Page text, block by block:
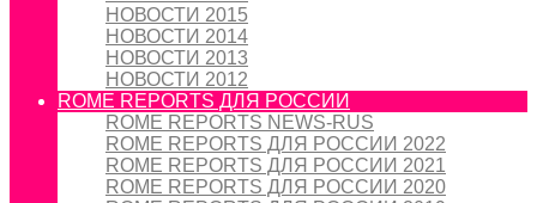
НОВОСТИ 2015
НОВОСТИ 2014
НОВОСТИ 2013
НОВОСТИ 2012
ROME REPORTS ДЛЯ РОССИИ
ROME REPORTS NEWS-RUS
ROME REPORTS ДЛЯ РОССИИ 2022
ROME REPORTS ДЛЯ РОССИИ 2021
ROME REPORTS ДЛЯ РОССИИ 2020